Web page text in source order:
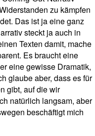
zu kämpfen
Das ist ja eine ganz
steckt ja auch in
Texten damit, mache
Es braucht eine
eine gewisse Dramatik,
glaube aber, dass es für
gibt, auf die wir
natürlich langsam, aber
beschäftigt mich